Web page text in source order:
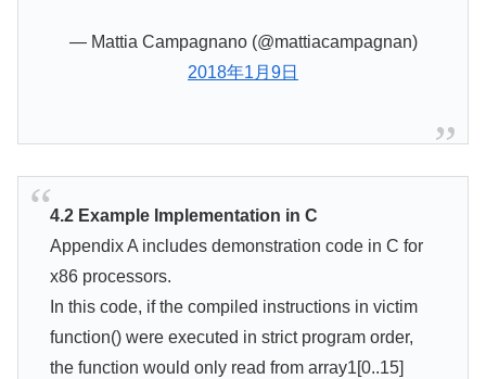
— Mattia Campagnano (@mattiacampagnan)
2018年1月9日
4.2 Example Implementation in C
Appendix A includes demonstration code in C for
x86 processors.
In this code, if the compiled instructions in victim
function() were executed in strict program order,
the function would only read from array1[0..15]